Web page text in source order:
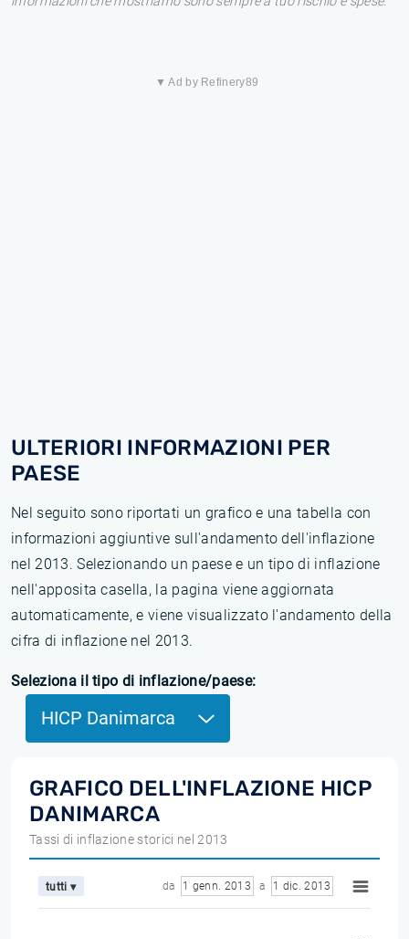
▼ Ad by Refinery89
ULTERIORI INFORMAZIONI PER
PAESE
Nel seguito sono riportati un grafico e una tabella con
informazioni aggiuntive sull'andamento dell'inflazione
nel 2013. Selezionando un paese e un tipo di inflazione
nell'apposita casella, la pagina viene aggiornata
automaticamente, e viene visualizzato l'andamento della
cifra di inflazione nel 2013.
Seleziona il tipo di inflazione/paese:
HICP Danimarca
GRAFICO DELL'INFLAZIONE HICP
DANIMARCA
Tassi di inflazione storici nel 2013
tutti ▾ da 1 genn. 2013 a 1 dic. 2013